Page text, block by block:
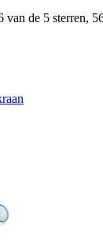
van de 5 sterren,